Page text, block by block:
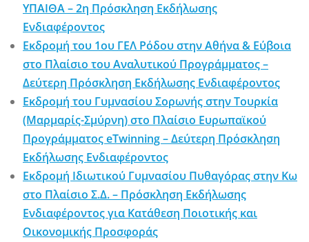
ΥΠΑΙΘΑ – 2η Πρόσκληση Εκδήλωσης
Ενδιαφέροντος
Εκδρομή του 1ου ΓΕΛ Ρόδου στην Αθήνα & Εύβοια
στο Πλαίσιο του Αναλυτικού Προγράμματος –
Δεύτερη Πρόσκληση Εκδήλωσης Ενδιαφέροντος
Εκδρομή του Γυμνασίου Σορωνής στην Τουρκία
(Μαρμαρίς-Σμύρνη) στο Πλαίσιο Ευρωπαϊκού
Προγράμματος eTwinning – Δεύτερη Πρόσκληση
Εκδήλωσης Ενδιαφέροντος
Εκδρομή Ιδιωτικού Γυμνασίου Πυθαγόρας στην Κω
στο Πλαίσιο Σ.Δ. – Πρόσκληση Εκδήλωσης
Ενδιαφέροντος για Κατάθεση Ποιοτικής και
Οικονομικής Προσφοράς